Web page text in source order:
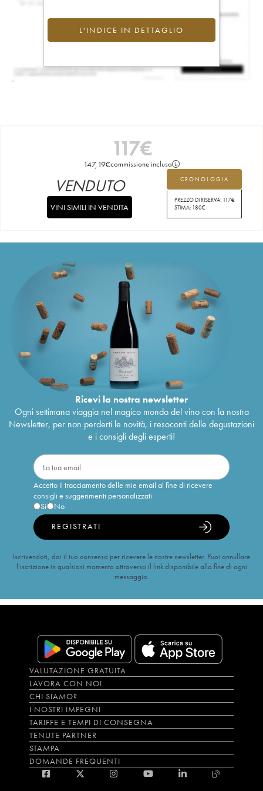
L'INDICE IN DETTAGLIO
117€
147,19€commissione inclusa
CRONOLOGIA
PREZZO DI RISERVA: 117€
STIMA: 180€
VENDUTO
VINI SIMILI IN VENDITA
Ricevi la nostra newsletter
Ogni settimana viaggia nel magico mondo del vino con la nostra
Newsletter, per non perderti le novità, i resoconti delle degustazioni
e i consigli degli esperti!
Accetto il tracciamento delle mie email al fine di ricevere
consigli e suggerimenti personalizzati
Sì
No
REGISTRATI
Iscrivendoti, dai il tuo consenso per ricevere le nostre newsletter. Puoi annullare
l’iscrizione in qualsiasi momento attraverso il link disponibile alla fine di ogni
messaggio.
VALUTAZIONE GRATUITA
LAVORA CON NOI
CHI SIAMO?
I NOSTRI IMPEGNI
TARIFFE E TEMPI DI CONSEGNA
TENUTE PARTNER
STAMPA
DOMANDE FREQUENTI